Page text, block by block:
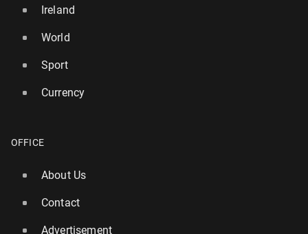
Ireland
World
Sport
Currency
OFFICE
About Us
Contact
Advertisement